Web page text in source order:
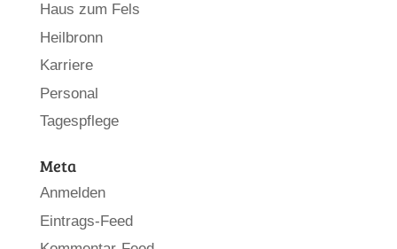
Haus zum Fels
Heilbronn
Karriere
Personal
Tagespflege
Meta
Anmelden
Eintrags-Feed